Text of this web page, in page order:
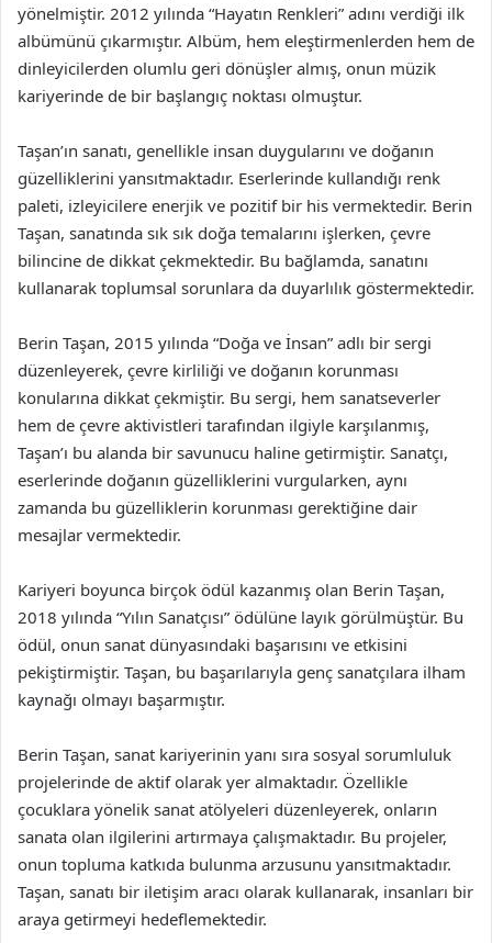
yönelmiştir. 2012 yılında “Hayatın Renkleri” adını verdiği ilk
albümünü çıkarmıştır. Albüm, hem eleştirmenlerden hem de
dinleyicilerden olumlu geri dönüşler almış, onun müzik
kariyerinde de bir başlangıç noktası olmuştur.
Taşan’ın sanatı, genellikle insan duygularını ve doğanın
güzelliklerini yansıtmaktadır. Eserlerinde kullandığı renk
paleti, izleyicilere enerjik ve pozitif bir his vermektedir. Berin
Taşan, sanatında sık sık doğa temalarını işlerken, çevre
bilincine de dikkat çekmektedir. Bu bağlamda, sanatını
kullanarak toplumsal sorunlara da duyarlılık göstermektedir.
Berin Taşan, 2015 yılında “Doğa ve İnsan” adlı bir sergi
düzenleyerek, çevre kirliliği ve doğanın korunması
konularına dikkat çekmiştir. Bu sergi, hem sanatseverler
hem de çevre aktivistleri tarafından ilgiyle karşılanmış,
Taşan’ı bu alanda bir savunucu haline getirmiştir. Sanatçı,
eserlerinde doğanın güzelliklerini vurgularken, aynı
zamanda bu güzelliklerin korunması gerektiğine dair
mesajlar vermektedir.
Kariyeri boyunca birçok ödül kazanmış olan Berin Taşan,
2018 yılında “Yılın Sanatçısı” ödülüne layık görülmüştür. Bu
ödül, onun sanat dünyasındaki başarısını ve etkisini
pekiştirmiştir. Taşan, bu başarılarıyla genç sanatçılara ilham
kaynağı olmayı başarmıştır.
Berin Taşan, sanat kariyerinin yanı sıra sosyal sorumluluk
projelerinde de aktif olarak yer almaktadır. Özellikle
çocuklara yönelik sanat atölyeleri düzenleyerek, onların
sanata olan ilgilerini artırmaya çalışmaktadır. Bu projeler,
onun topluma katkıda bulunma arzusunu yansıtmaktadır.
Taşan, sanatı bir iletişim aracı olarak kullanarak, insanları bir
araya getirmeyi hedeflemektedir.